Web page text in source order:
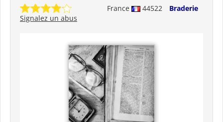
France 44522
Braderie
Signalez un abus